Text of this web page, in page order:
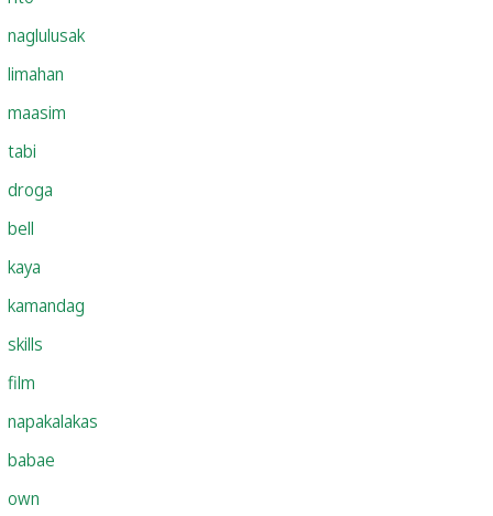
naglulusak
limahan
maasim
tabi
droga
bell
kaya
kamandag
skills
film
napakalakas
babae
own